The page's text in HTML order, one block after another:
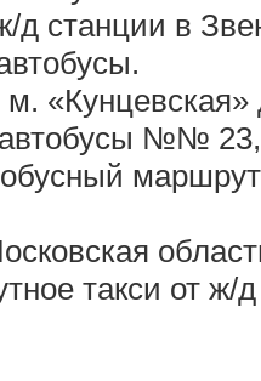
д станции в
№№
такси от ж/